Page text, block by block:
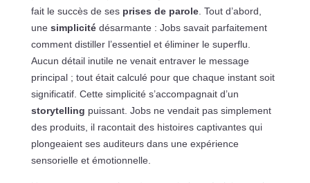
fait le succès de ses prises de parole. Tout d’abord,
une simplicitédésarmante : Jobs savait parfaitement
comment distiller l’essentiel et éliminer le superflu.
Aucun détail inutile ne venait entraver le message
principal ; tout était calculé pour que chaque instant soit
significatif. Cette simplicité s’accompagnait d’un
storytelling puissant. Jobs ne vendait pas simplement
des produits, il racontait des histoires captivantes qui
plongeaient ses auditeurs dans une expérience
sensorielle et émotionnelle.